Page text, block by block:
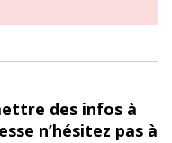
des infos à
n’hésitez pas à